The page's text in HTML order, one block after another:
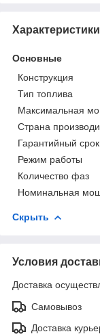
Характеристики
Основные
Конструкция
Тип топлива
Максимальная
Страна
Гарантийный срок
Режим работы
Количество фаз
Номинальная
Скрыть
Условия
Доставка
Самовывоз
Доставка